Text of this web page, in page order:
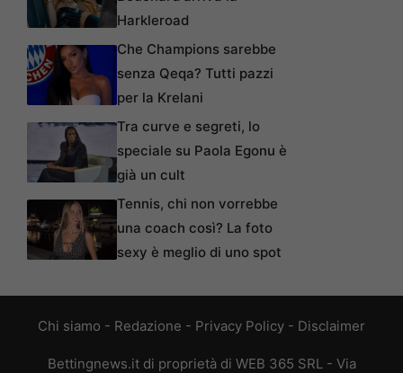
Harkleroad
Che Champions sarebbe
senza Qeqa? Tutti pazzi
per la Krelani
Tra curve e segreti, lo
speciale su Paola Egonu è
già un cult
Tennis, chi non vorrebbe
una coach così? La foto
sexy è meglio di uno spot
Chi siamo - Redazione - Privacy Policy - Disclaimer
Bettingnews.it di proprietà di WEB 365 SRL - Via